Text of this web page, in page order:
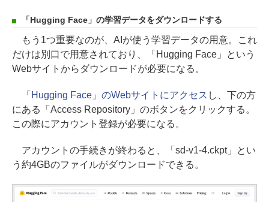
「Hugging Face」の学習データをダウンロードする
もう1つ重要なのが、AIが使う学習データの用意。これ
だけは別口で用意されており、「Hugging Face」という
Webサイトからダウンロードが必要になる。
「Hugging Face」のWebサイトにアクセス し、下の方
にある「Access Repository」のボタンをクリックする。
この際にアカウント登録が必要になる。
アカウントの手続きが終わると、「sd-v1-4.ckpt」とい
う約4GBのファイルがダウンロードできる。